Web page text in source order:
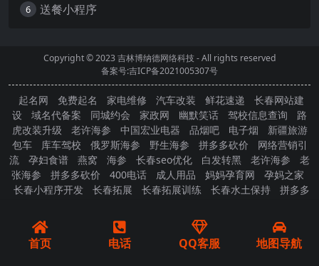
6 送餐小程序
Copyright © 2023吉林博纳德网络科技- All rights reserved
备案号:吉ICP备2021005307号
起名网 免费起名 家电维修 汽车改装 鲜花速递
长春网站建
设
域名代备案 同城约会 家政网 幽默笑话 驾校信息查询
路
虎改装升级
老许海参 中国宏业电器 品烟吧 电子烟
新疆旅游
包车
库车驾校 俄罗斯海参 野生海参 拼多多砍价
网络营销引
流
孕妇食谱 燕窝 海参 长春seo优化 白发转黑 老许海参
老
张海参
拼多多砍价 400电话 成人用品 妈妈孕育网
孕妈之家
长春小程序开发
长春拓展 长春拓展训练 长春水土保持
拼多多
首页 电话 QQ客服 地图导航